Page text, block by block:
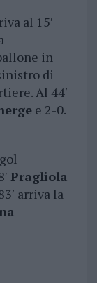
al 15′
in
di
Al 44′
e 2-0.
Pragliola
arriva la